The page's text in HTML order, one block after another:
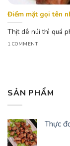
Điểm mặt gọi tên
Thịt dê núi thì quá
1 COMMENT
SẢN PHẨM
Thực